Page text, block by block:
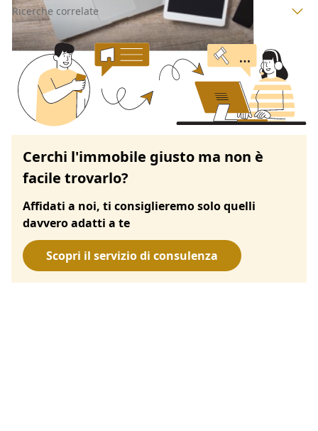
Ricerche correlate
Cerchi l'immobile giusto ma non è
facile trovarlo?
Affidati a noi, ti consiglieremo solo quelli
davvero adatti a te
Scopri il servizio di consulenza